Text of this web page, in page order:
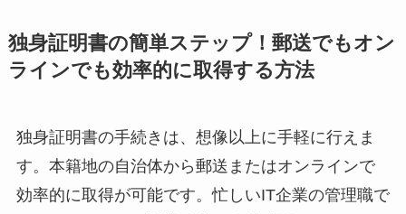
独身証明書の簡単ステップ！郵送でもオン
ラインでも効率的に取得する方法
独身証明書の手続きは、想像以上に手軽に行えま
す。本籍地の自治体から郵送またはオンラインで
効率的に取得が可能です。忙しいIT企業の管理職で